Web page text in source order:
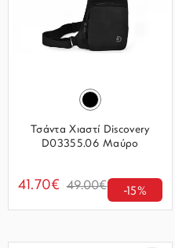
Τσάντα Χιαστί Discovery
D03355.06 Μαύρο
41.70€ 49.00€ -15%